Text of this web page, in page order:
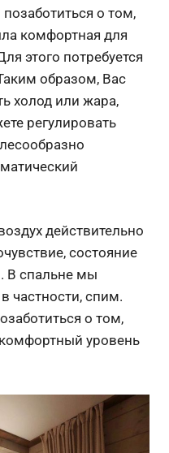
о том,
комфортная для
этого потребуется
образом, Вас
холод или жара,
регулировать
действительно
состояние
В спальне мы
частности, спим.
о том,
уровень